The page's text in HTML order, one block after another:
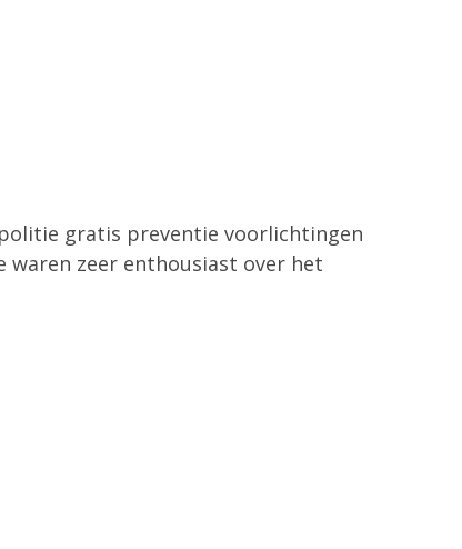
politie gratis preventie voorlichtingen
waren zeer enthousiast over het